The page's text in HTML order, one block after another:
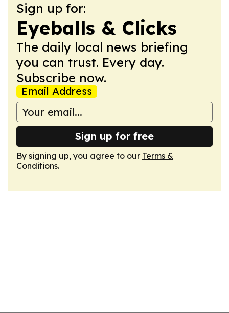
Sign up for:
Eyeballs & Clicks
The daily local news briefing
you can trust. Every day.
Subscribe now.
Email Address
Sign up for free
By signing up, you agree to our Terms &
Conditions.